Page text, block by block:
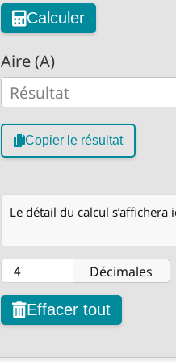
Calculer
Aire (A)
Copier le résultat
Le détail du calcul s’affichera
Décimales
Effacer tout